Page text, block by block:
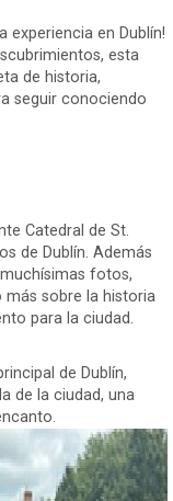
experiencia en Dublín!
esta
de historia,
seguir conociendo
Catedral de St.
de Dublín. Además
fotos,
sobre la historia
para la ciudad.
de Dublín,
de la ciudad, una